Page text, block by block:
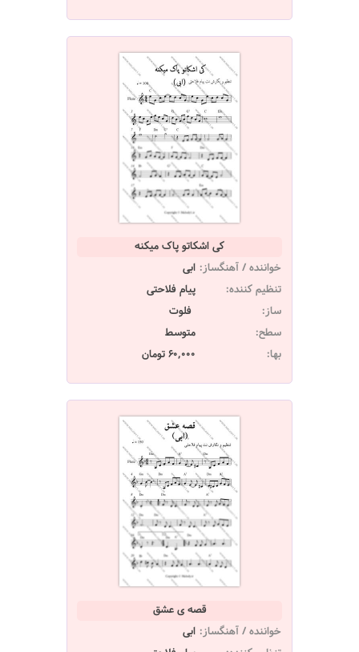
کی اشکاتو پاک میکنه
خواننده / آهنگساز: ابی
تنظیم کننده:
پیام فلاحتی
ساز:
فلوت
سطح:
متوسط
بها:
60,000 تومان
قصه ی عشق
خواننده / آهنگساز: ابی